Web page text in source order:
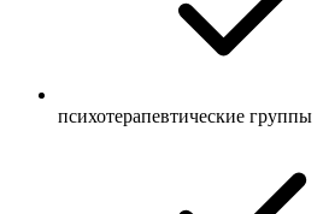
психотерапевтические группы